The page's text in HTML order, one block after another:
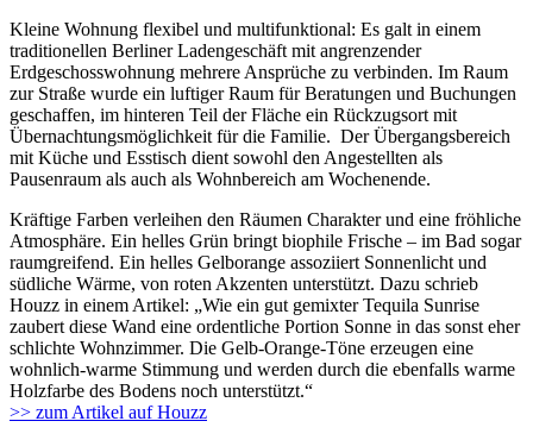
Kleine Wohnung flexibel und multifunktional: Es galt in einem
traditionellen Berliner Ladengeschäft mit angrenzender
Erdgeschosswohnung mehrere Ansprüche zu verbinden. Im Raum
zur Straße wurde ein luftiger Raum für Beratungen und Buchungen
geschaffen, im hinteren Teil der Fläche ein Rückzugsort mit
Übernachtungsmöglichkeit für die Familie. Der Übergangsbereich
mit Küche und Esstisch dient sowohl den Angestellten als
Pausenraum als auch als Wohnbereich am Wochenende.
Kräftige Farben verleihen den Räumen Charakter und eine fröhliche
Atmosphäre. Ein helles Grün bringt biophile Frische – im Bad sogar
raumgreifend. Ein helles Gelborange assoziiert Sonnenlicht und
südliche Wärme, von roten Akzenten unterstützt. Dazu schrieb
Houzz in einem Artikel: „Wie ein gut gemixter Tequila Sunrise
zaubert diese Wand eine ordentliche Portion Sonne in das sonst eher
schlichte Wohnzimmer. Die Gelb-Orange-Töne erzeugen eine
wohnlich-warme Stimmung und werden durch die ebenfalls warme
Holzfarbe des Bodens noch unterstützt.“
>> zum Artikel auf Houzz